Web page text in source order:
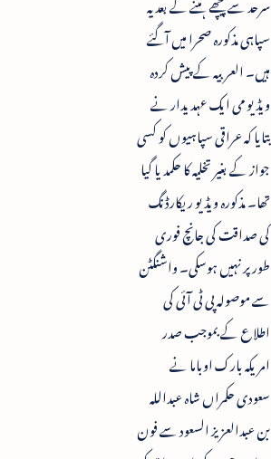
سپاہی مذکورہ صحرا میں آگئے
ہیں۔ العربیہ کے پیش کردہ
ویڈیو می ایک عہدیدار نے
بتایا کہ عراقی سپاہیوں کو کسی
جواز کے بغیر تخلیہ کا حکمدیا گیا
تھا۔ مذکورہ ویڈیو ریکارڈنگ
کی صداقت کی جانچ فوری
طور پر نہیں ہوسکی۔ واشنگٹن
سے موصولہ پی ٹی آئی کی
اطلاع کے بموجب صدر
امریکہ بارک اوباما نے
سعودی حکمراں شاہ عبداللہ
بن عبدالعزیز السعود سے فون